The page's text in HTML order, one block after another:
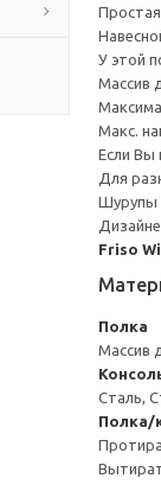
У этой
Массив
Макс.
Если Вы
Для
Шурупы
Friso
Полка
Массив
Сталь,
Полка/